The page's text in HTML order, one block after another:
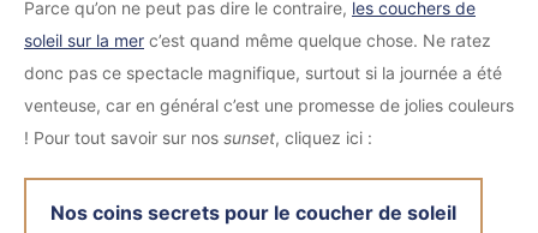
Parce qu’on ne peut pas dire le contraire, les couchers de
soleil sur la mer c’est quand même quelque chose. Ne ratez
donc pas ce spectacle magnifique, surtout si la journée a été
venteuse, car en général c’est une promesse de jolies couleurs
! Pour tout savoir sur nos sunset, cliquez ici :
Nos coins secrets pour le coucher de soleil